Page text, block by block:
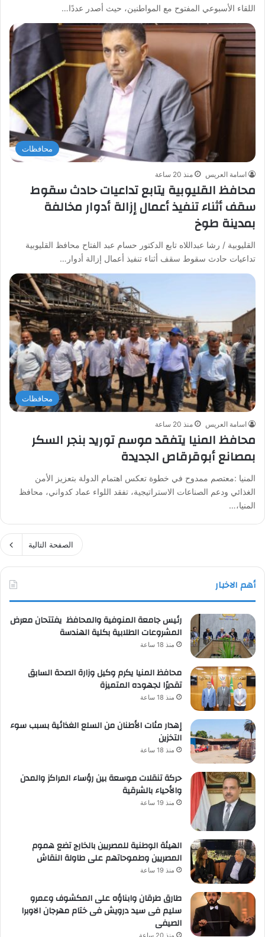
اللقاء الأسبوعي المفتوح مع المواطنين، حيث أصدر عددًا…
محافظات
اسامة العريس منذ 20 ساعة
محافظ القليوبية يتابع تداعيات حادث سقوط
سقف أثناء تنفيذ أعمال إزالة أدوار مخالفة
بمدينة طوخ
القليوبية / رشا عبداللاه تابع الدكتور حسام عبد الفتاح محافظ القليوبية
تداعيات حادث سقوط سقف أثناء تنفيذ أعمال إزالة أدوار…
محافظات
اسامة العريس منذ 20 ساعة
محافظ المنيا يتفقد موسم توريد بنجر السكر
بمصانع أبوقرقاص الجديدة
المنيا :معتصم ممدوح في خطوة تعكس اهتمام الدولة بتعزيز الأمن
الغذائي ودعم الصناعات الاستراتيجية، تفقد اللواء عماد كدواني، محافظ
المنيا،…
الصفحة التالية
أهم الاخبار
رئيس جامعة المنوفية والمحافظ يفتتحان معرض
المشروعات الطلابية بكلية الهندسة
منذ 18 ساعة
محافظ المنيا يكرم وكيل وزارة الصحة السابق
تقديرًا لجهوده المتميزة
منذ 18 ساعة
إهدار مئات الأطنان من السلع الغذائية بسبب سوء
التخزين
منذ 18 ساعة
حركة تنقلات موسعة بين رؤساء المراكز والمدن
والأحياء بالشرقية
منذ 19 ساعة
الهيئة الوطنية للمصريين بالخارج تضع هموم
المصريين وطموحاتهم على طاولة النقاش
منذ 19 ساعة
طارق طرقان وابناؤه على المكشوف وعمرو
سليم فى سيد درويش فى ختام مهرجان الاوبرا
الصيفى
منذ 20 ساعة